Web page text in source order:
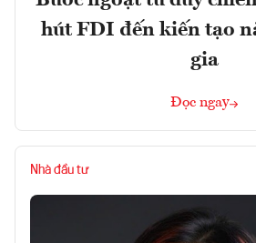
hút FDI đến kiến tạo
gia
Đọc ngay
Nhà đầu tư